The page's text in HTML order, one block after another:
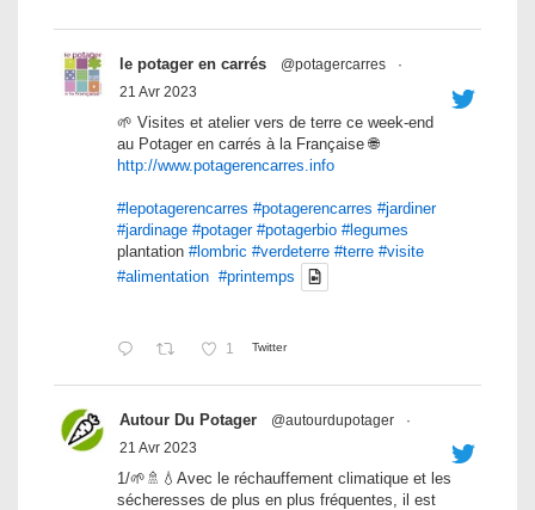
le potager en carrés @potagercarres
·
21 Avr 2023
🌱 Visites et atelier vers de terre ce week-end
au Potager en carrés à la Française 🌐
http://www.potagerencarres.info
#lepotagerencarres #potagerencarres #jardiner
#jardinage #potager #potagerbio #legumes
plantation #lombric #verdeterre #terre #visite
#alimentation #printemps
1 Twitter
Autour Du Potager @autourdupotager
·
21 Avr 2023
1/🌱🚿💧Avec le réchauffement climatique et les
sécheresses de plus en plus fréquentes, il est